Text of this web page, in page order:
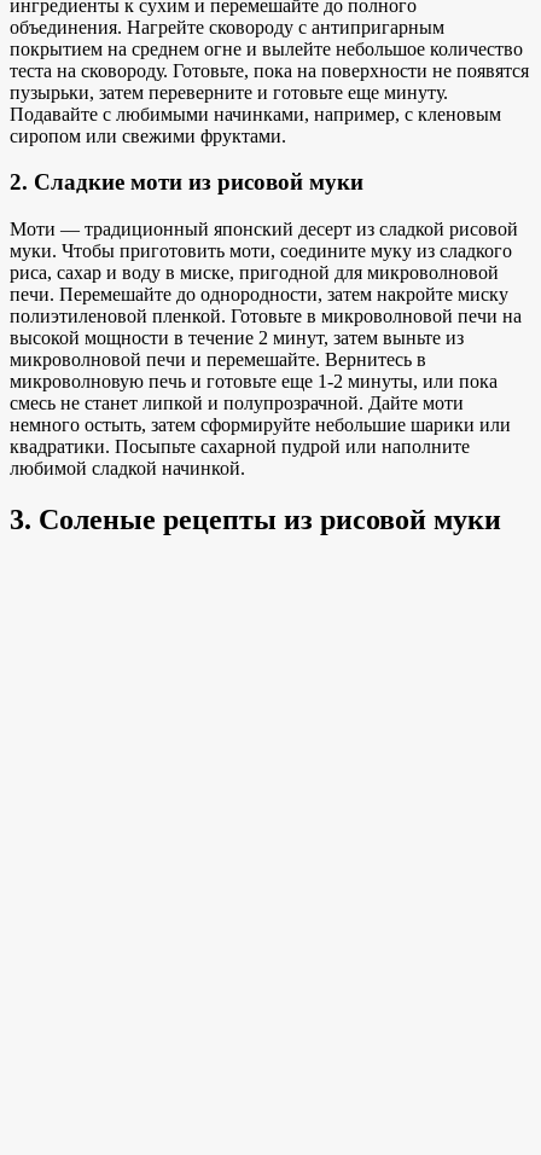
ингредиенты к сухим и перемешайте до полного
объединения. Нагрейте сковороду с антипригарным
покрытием на среднем огне и вылейте небольшое количество
теста на сковороду. Готовьте, пока на поверхности не появятся
пузырьки, затем переверните и готовьте еще минуту.
Подавайте с любимыми начинками, например, с кленовым
сиропом или свежими фруктами.
2. Сладкие моти из рисовой муки
Моти — традиционный японский десерт из сладкой рисовой
муки. Чтобы приготовить моти, соедините муку из сладкого
риса, сахар и воду в миске, пригодной для микроволновой
печи. Перемешайте до однородности, затем накройте миску
полиэтиленовой пленкой. Готовьте в микроволновой печи на
высокой мощности в течение 2 минут, затем выньте из
микроволновой печи и перемешайте. Вернитесь в
микроволновую печь и готовьте еще 1-2 минуты, или пока
смесь не станет липкой и полупрозрачной. Дайте моти
немного остыть, затем сформируйте небольшие шарики или
квадратики. Посыпьте сахарной пудрой или наполните
любимой сладкой начинкой.
3. Соленые рецепты из рисовой муки